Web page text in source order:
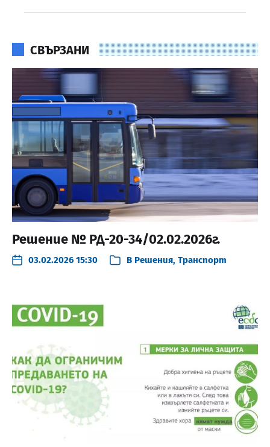
СВЪРЗАНИ
Решение № РД-20-34/02.02.2026г.
03.02.2026 15:30 В Решения, Транспорт